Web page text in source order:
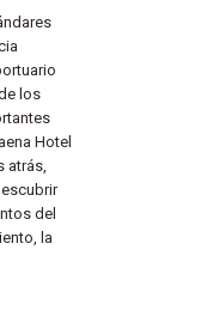
los
Hotel
atrás,
del
la